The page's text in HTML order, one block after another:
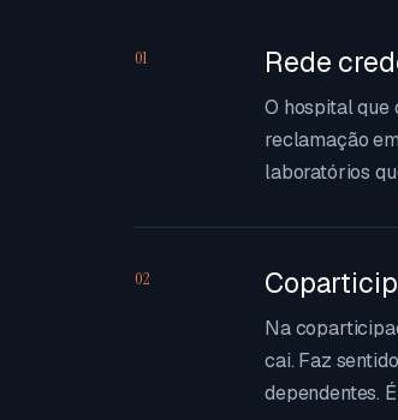
01 Rede
O hospital que
reclamação
laboratórios
02
Na
cai. Faz
dependentes.